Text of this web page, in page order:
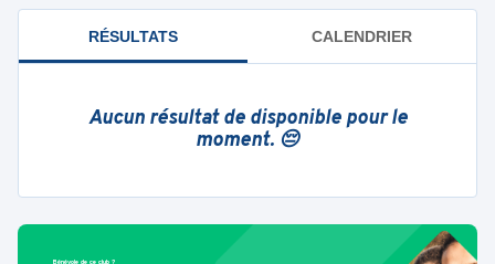
RÉSULTATS CALENDRIER
Aucun résultat de disponible pour le
moment. 😔
Bénévole de ce club ?